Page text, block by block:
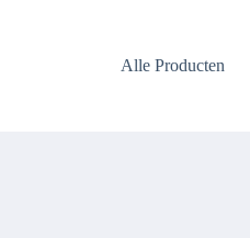
Alle Producten